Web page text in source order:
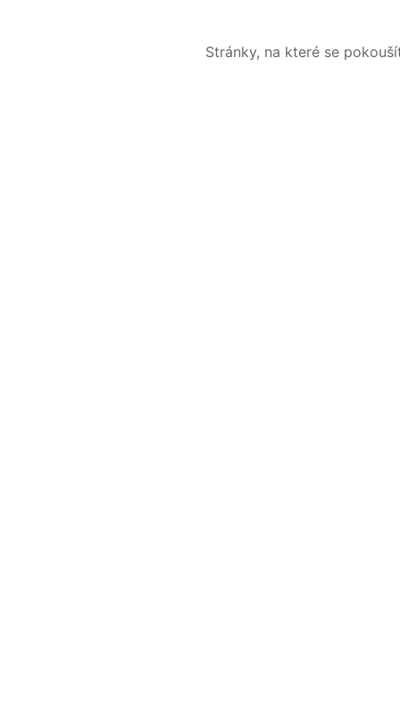
Stránky, na které se